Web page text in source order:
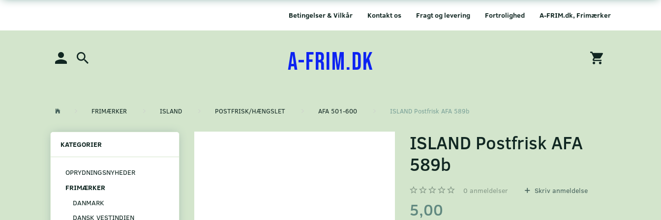
A-FRIM.dk, Frimærker
Fortrolighed
Fragt og levering
Kontakt os
Betingelser & Vilkår
A-FRIM.DK
FRIMÆRKER ISLAND POSTFRISK/HÆNGSLET AFA 501-600 ISLAND Postfrisk AFA 589b
KATEGORIER
OPRYDNINGSNYHEDER
FRIMÆRKER
DANMARK
DANSK VESTINDIEN
ISLAND Postfrisk AFA
589b
0 anmeldelser Skriv anmeldelse
5,00